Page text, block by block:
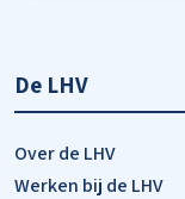
De LHV
Over de LHV
Werken bij de LHV